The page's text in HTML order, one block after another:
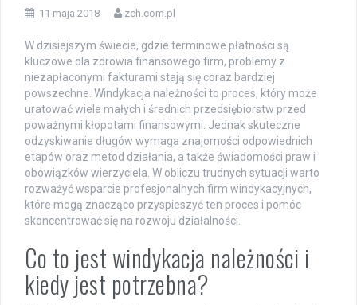
11 maja 2018 zch.com.pl
W dzisiejszym świecie, gdzie terminowe płatności są
kluczowe dla zdrowia finansowego firm, problemy z
niezapłaconymi fakturami stają się coraz bardziej
powszechne. Windykacja należności to proces, który może
uratować wiele małych i średnich przedsiębiorstw przed
poważnymi kłopotami finansowymi. Jednak skuteczne
odzyskiwanie długów wymaga znajomości odpowiednich
etapów oraz metod działania, a także świadomości praw i
obowiązków wierzyciela. W obliczu trudnych sytuacji warto
rozważyć wsparcie profesjonalnych firm windykacyjnych,
które mogą znacząco przyspieszyć ten proces i pomóc
skoncentrować się na rozwoju działalności.
Co to jest windykacja należności i
kiedy jest potrzebna?